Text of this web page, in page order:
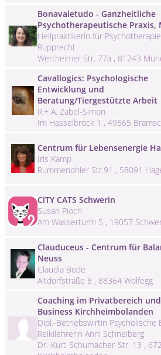
Bonavaletudo - Ganzheitliche
Psychotherapeutische Praxis,
Heilpraktikerin für
Rupprecht
Wertheimer Str. 77a , 81243
Cavallogics: Psychologische
Entwicklung und
Beratung/Tiergestützte Arbeit
R.+ A. Zabel-Simon
Im Hasselbrock 1 , 49565
Centrum für Lebensenergie
Iris Kamp
Rummenohler Str.91 , 58091
CiTY CATS Schwerin
Susan Pioch
Am Wasserturm 5 , 19057
Clauduceus - Centrum für
Neuss
Claudia Bode
Altdorfstraße 8 , 88364 Wolfegg
Coaching im Privatbereich und
Business Kirchheimbolanden
Dipl.-Betriebswirtin Psycholische
Reikilehrerin Anni Schneiberg
Dr.-Kurt-Schumacher-Str. 13 ,